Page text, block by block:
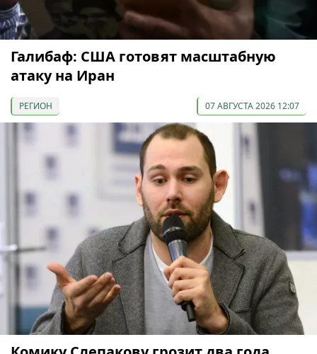
Галибаф: США готовят масштабную
атаку на Иран
РЕГИОН 07 АВГУСТА 2026 12:07